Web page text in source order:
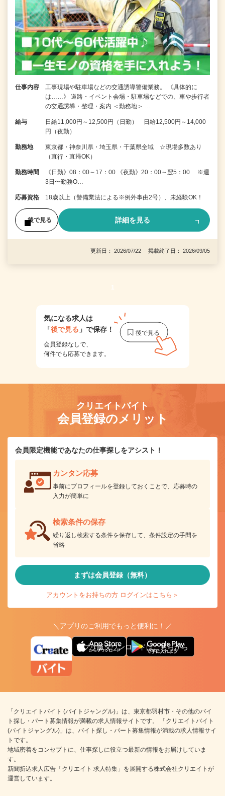
仕事内容
工事現場や駐車場などの交通誘導警備業務。 《具体的に
は……》 道路・イベント会場・駐車場などでの、車や歩行者
の交通誘導・整理・案内 ＜勤務地＞ …
給与
日給11,000円～12,500円（日勤） 日給12,500円～14,000
円（夜勤）
勤務地
東京都・神奈川県・埼玉県・千葉県全域 ☆現場多数あり
（直行・直帰OK）
勤務時間
《日勤》08：00～17：00 《夜勤》20：00～翌5：00 ※週
3日〜勤務O…
応募資格 18歳以上（警備業法による※例外事由2号）、未経験OK！
後で見る 詳細を見る
更新日： 2026/07/22 掲載終了日： 2026/09/05
1
気になる求人は
「後で見る 」で保存！
会員登録なしで、
何件でも応募できます。
クリエイトバイト
会員登録のメリット
会員限定機能であなたの仕事探しをアシスト！
カンタン応募
事前にプロフィールを登録しておくことで、応募時の
入力が簡単に
検索条件の保存
繰り返し検索する条件を保存して、条件設定の手間を
省略
まずは会員登録（無料）
アカウントをお持ちの方 ログインはこちら＞
＼アプリのご利用でもっと便利に！／
アプリ版ダウンロードはこちらから
「クリエイトバイト (バイトジャングル)」は、東京都羽村市・その他のバイ
ト探し・パート募集情報が満載の求人情報サイトです。 「クリエイトバイト
(バイトジャングル)」は、バイト探し・パート募集情報が満載の求人情報サイ
トです。
地域密着をコンセプトに、仕事探しに役立つ最新の情報をお届けしていま
す。
新聞折込求人広告「クリエイト 求人特集」を展開する株式会社クリエイトが
運営しています。